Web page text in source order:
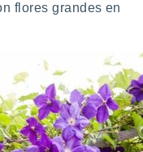
flores grandes en